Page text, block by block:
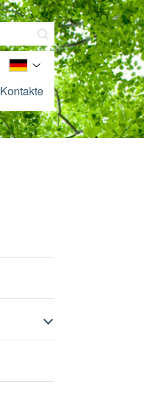
Kontakte